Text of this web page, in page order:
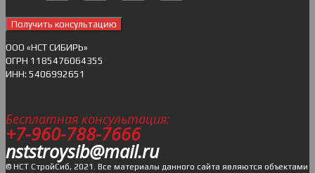
Получить консультацию
ОOO «НСТ СИБИРЬ»
ОГРН 1185476064355
ИНН: 5406992651
Бесплатная консультация:
+7-960-788-7666
nststroysib@mail.ru
© НСТ СтройСиб, 2021. Все материалы данного сайта являются объектами